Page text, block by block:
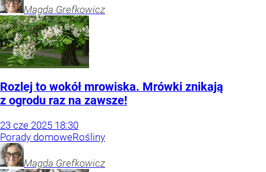
Magda Grefkowicz
Rozlej to wokół mrowiska. Mrówki znikają
z ogrodu raz na zawsze!
23 cze 2025 18:30
Porady domoweRośliny
Magda Grefkowicz